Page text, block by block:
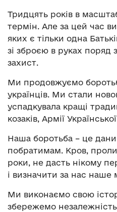
Тридцять років в
термін. Але за цей час
яких є тільки одна
зі зброєю в руках поряд
захист.
Ми продовжуємо
українців. Ми стали
успадкувала кращі
козаків, Армії
Наша боротьба – це
побратимам. Кров,
роки, не дасть нікому
і визначити за нас наше
Ми виконаємо свою
збережемо